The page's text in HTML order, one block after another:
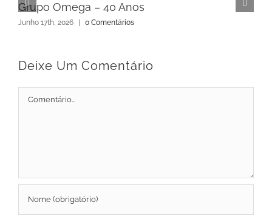
Grupo Omega – 40 Anos
Junho 17th, 2026 | 0 Comentários
Deixe Um Comentário
Comment